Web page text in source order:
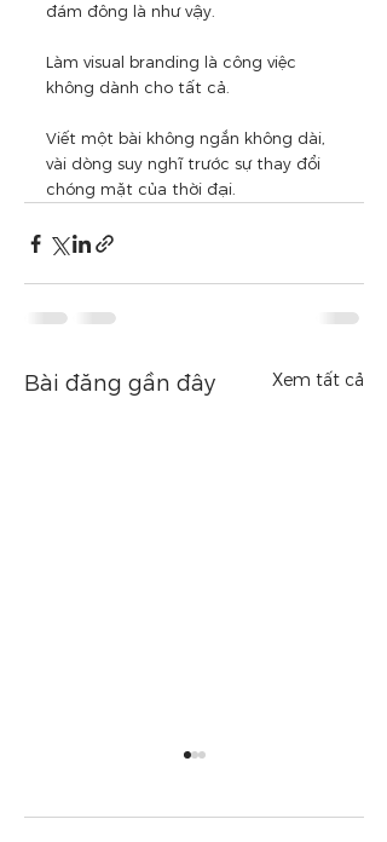
đám đông là như vậy.
Làm visual branding là công việc
không dành cho tất cả.
Viết một bài không ngắn không dài,
vài dòng suy nghĩ trước sự thay đổi
chóng mặt của thời đại.
Bài đăng gần đây Xem tất cả